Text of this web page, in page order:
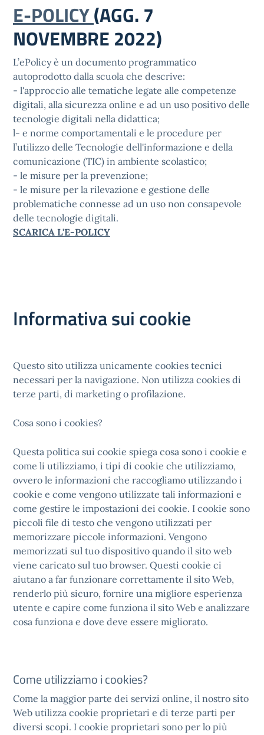
E-POLICY(AGG. 7
NOVEMBRE 2022)
L’ePolicy è un documento programmatico
autoprodotto dalla scuola che descrive:
- l'approccio alle tematiche legate alle competenze
digitali, alla sicurezza online e ad un uso positivo delle
tecnologie digitali nella didattica;
l- e norme comportamentali e le procedure per
l’utilizzo delle Tecnologie dell'informazione e della
comunicazione (TIC) in ambiente scolastico;
- le misure per la prevenzione;
- le misure per la rilevazione e gestione delle
problematiche connesse ad un uso non consapevole
delle tecnologie digitali.
SCARICA L'E-POLICY
Informativa sui cookie
Questo sito utilizza unicamente cookies tecnici
necessari per la navigazione. Non utilizza cookies di
terze parti, di marketing o profilazione.
Cosa sono i cookies?
Questa politica sui cookie spiega cosa sono i cookie e
come li utilizziamo, i tipi di cookie che utilizziamo,
ovvero le informazioni che raccogliamo utilizzando i
cookie e come vengono utilizzate tali informazioni e
come gestire le impostazioni dei cookie. I cookie sono
piccoli file di testo che vengono utilizzati per
memorizzare piccole informazioni. Vengono
memorizzati sul tuo dispositivo quando il sito web
viene caricato sul tuo browser. Questi cookie ci
aiutano a far funzionare correttamente il sito Web,
renderlo più sicuro, fornire una migliore esperienza
utente e capire come funziona il sito Web e analizzare
cosa funziona e dove deve essere migliorato.
Come utilizziamo i cookies?
Come la maggior parte dei servizi online, il nostro sito
Web utilizza cookie proprietari e di terze parti per
diversi scopi. I cookie proprietari sono per lo più